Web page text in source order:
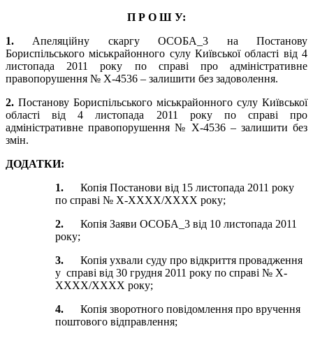
П Р О Ш У:
1. Апеляційну скаргу ОСОБА_3 на Постанову
Бориспільського міськрайонного сулу Київської області від 4
листопада 2011 року по справі про адміністративне
правопорушення № X-4536 – залишити без задоволення.
2. Постанову Бориспільського міськрайонного сулу Київської
області від 4 листопада 2011 року по справі про
адміністративне правопорушення № X-4536 – залишити без
змін.
ДОДАТКИ:
1.Копія Постанови від 15 листопада 2011 року
по справі № X-XXXX/XXXX року;
2.Копія Заяви ОСОБА_3 від 10 листопада 2011
року;
3.Копія ухвали суду про відкриття провадження
у справі від 30 грудня 2011 року по справі № X-
XXXX/XXXX року;
4.Копія зворотного повідомлення про вручення
поштового відправлення;